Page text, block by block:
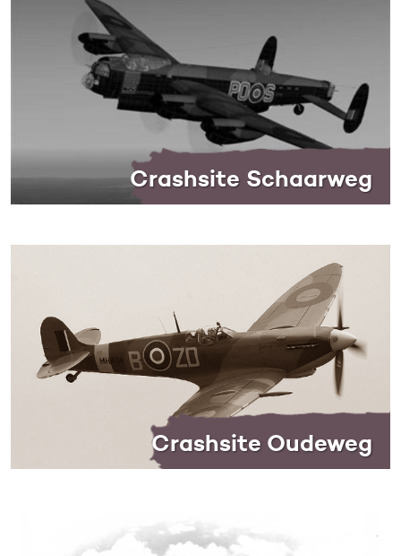
Crashsite Schaarweg
Crashsite Oudeweg